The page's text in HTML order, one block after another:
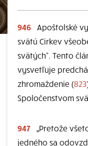
946
Apoštolské
svätú Cirkev
svätých“. Tento
vysvetľuje
zhromaždenie (823
Spoločenstvom
947 „Pretože
jedného sa